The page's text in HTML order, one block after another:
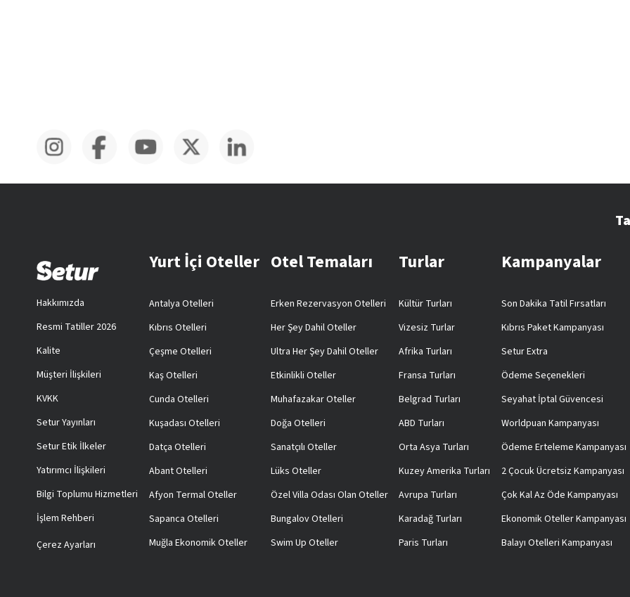
Hakkımızda
Resmi Tatiller 2026
Kalite
Müşteri İlişkileri
KVKK
Setur Yayınları
Setur Etik İlkeler
Yatırımcı İlişkileri
Bilgi Toplumu Hizmetleri
İşlem Rehberi
Çerez Ayarları
Yurt İçi Oteller
Antalya Otelleri
Kıbrıs Otelleri
Çeşme Otelleri
Kaş Otelleri
Cunda Otelleri
Kuşadası Otelleri
Datça Otelleri
Abant Otelleri
Afyon Termal Oteller
Sapanca Otelleri
Muğla Ekonomik Oteller
Otel Temaları
Erken Rezervasyon Otelleri
Her Şey Dahil Oteller
Ultra Her Şey Dahil Oteller
Etkinlikli Oteller
Muhafazakar Oteller
Doğa Otelleri
Sanatçılı Oteller
Lüks Oteller
Özel Villa Odası Olan Oteller
Bungalov Otelleri
Swim Up Oteller
Turlar
Kültür Turları
Vizesiz Turlar
Afrika Turları
Fransa Turları
Belgrad Turları
ABD Turları
Orta Asya Turları
Kuzey Amerika Turları
Avrupa Turları
Karadağ Turları
Paris Turları
Kampanyalar
Son Dakika Tatil Fırsatları
Kıbrıs Paket Kampanyası
Setur Extra
Ödeme Seçenekleri
Seyahat İptal Güvencesi
Worldpuan Kampanyası
Ödeme Erteleme Kampanyası
2 Çocuk Ücretsiz Kampanyası
Çok Kal Az Öde Kampanyası
Ekonomik Oteller Kampanyası
Balayı Otelleri Kampanyası